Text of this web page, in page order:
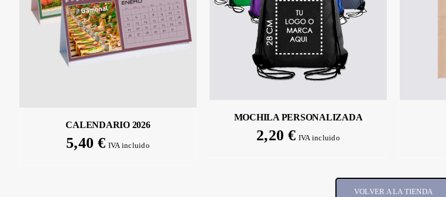
CALENDARIO 2026
5,40€ IVA incluido
MOCHILA PERSONALIZADA
2,20€ IVA incluido
VOLVER A LA TIENDA